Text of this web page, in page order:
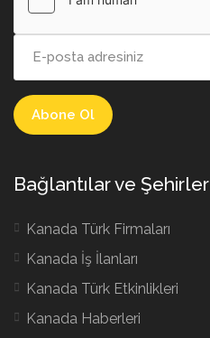
Bağlantılar ve Şehirler
Kanada Türk Firmaları
Kanada İş İlanları
Kanada Türk Etkinlikleri
Kanada Haberleri